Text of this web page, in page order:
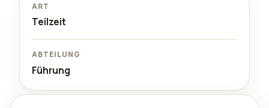
ART
Teilzeit
ABTEILUNG
Führung